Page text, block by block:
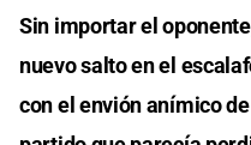
Sin importar el
nuevo salto en el
con el envión anímico